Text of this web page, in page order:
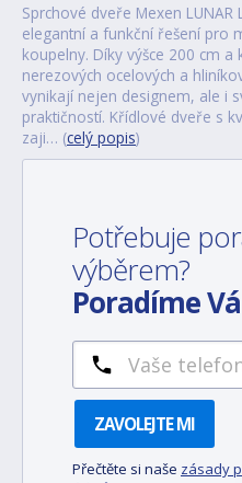
Sprchové dveře Mexen LUNAR
elegantní a funkční řešení pro
koupelny. Díky výšce 200 cm a
nerezových ocelových a
vynikají nejen designem, ale i
praktičností. Křídlové dveře s
zaji… (celý popis)
Potřebuje
výběrem?
Poradíme
ZAVOLEJTE MI
Přečtěte si naše zásady